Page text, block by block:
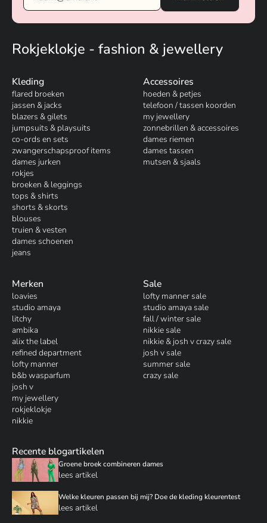
Rokjeklokje - fashion & jewellery
Kleding
flared broeken
jassen & jacks
blazers & gilets
jumpsuits & playsuits
co-ords en sets
zwangerschapsproof items
dames jurken
rokjes
broeken & leggings
tops & shirts
shorts & skorts
blouses
truien & vesten
dames schoenen
jeans
Accessoires
hoeden & petjes
telefoon / tassen koorden
my jewellery
zonnebrillen & accessoires
dames riemen
dames tassen
mutsen & sjaals
Merken
loavies
studio amaya
litchy
ambika
alix the label
refined department
lofty manner
b&b wasparfum
josh v
my jewellery
rokjeklokje
nikkie
Sale
lofty manner sale
studio amaya sale
fall / winter sale
nikkie sale
nikkie & josh v crazy sale
josh v sale
summer sale
crazy sale
Recente blogartikelen
Groene broek combineren dames
lees artikel
Welke kleuren passen bij mij? Doe de kleding kleurentest
lees artikel